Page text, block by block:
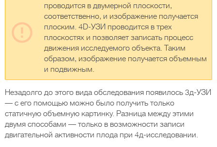
проводится в двумерной плоскости,
соответственно, и изображение получается
плоским. 4D-УЗИ проводится в трех
плоскостях и позволяет записать процесс
движения исследуемого объекта. Таким
образом, изображение получается объемным
и подвижным.
Незадолго до этого вида обследования появилось 3д-УЗИ
— с его помощью можно было получить только
статичную объемную картинку. Разница между этими
двумя способами — только в возможности записи
двигательной активности плода при 4д-исследовании.